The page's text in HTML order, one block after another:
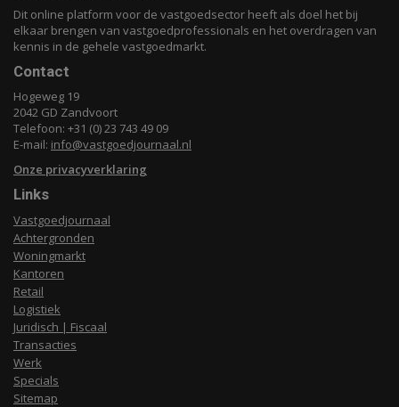
Dit online platform voor de vastgoedsector heeft als doel het bij
elkaar brengen van vastgoedprofessionals en het overdragen van
kennis in de gehele vastgoedmarkt.
Contact
Hogeweg 19
2042 GD Zandvoort
Telefoon: +31 (0) 23 743 49 09
E-mail: info@vastgoedjournaal.nl
Onze privacyverklaring
Links
Vastgoedjournaal
Achtergronden
Woningmarkt
Kantoren
Retail
Logistiek
Juridisch | Fiscaal
Transacties
Werk
Specials
Sitemap